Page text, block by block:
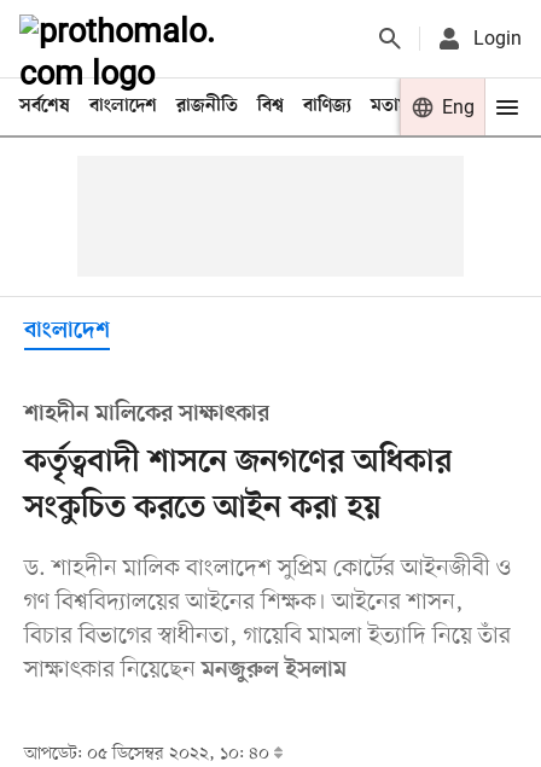
Login
সর্বশেষ বাংলাদেশ রাজনীতি বিশ্ব বাণিজ্য মতামত খেলা
Eng
বাংলাদেশ
শাহদীন মালিকের সাক্ষাৎকার
কর্তৃত্ববাদী শাসনে জনগণের অধিকার
সংকুচিত করতে আইন করা হয়
ড. শাহদীন মালিক বাংলাদেশ সুপ্রিম কোর্টের আইনজীবী ও
গণ বিশ্ববিদ্যালয়ের আইনের শিক্ষক। আইনের শাসন,
বিচার বিভাগের স্বাধীনতা, গায়েবি মামলা ইত্যাদি নিয়ে তাঁর
সাক্ষাৎকার নিয়েছেনমনজুরুল ইসলাম
আপডেট: ০৫ ডিসেম্বর ২০২২, ১০: ৪০